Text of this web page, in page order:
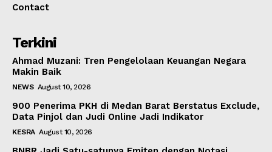
Contact
Terkini
Ahmad Muzani: Tren Pengelolaan Keuangan Negara
Makin Baik
NEWS August 10, 2026
900 Penerima PKH di Medan Barat Berstatus Exclude,
Data Pinjol dan Judi Online Jadi Indikator
KESRA August 10, 2026